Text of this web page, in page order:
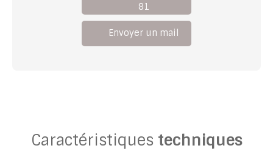
81
Envoyer un mail
Caractéristiques techniques